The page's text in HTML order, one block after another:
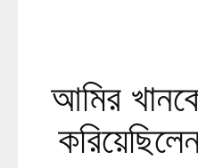
আমির